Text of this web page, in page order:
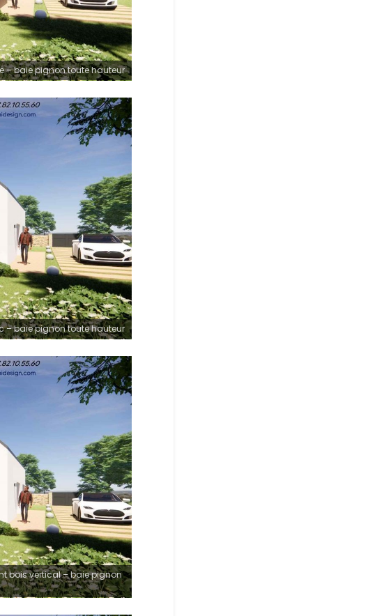
– baie pignon toute hauteur
– baie pignon toute hauteur
bois vertical – baie pignon